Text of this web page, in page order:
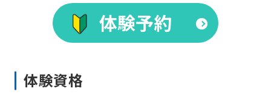
体験予約
体験資格
Central
Sports